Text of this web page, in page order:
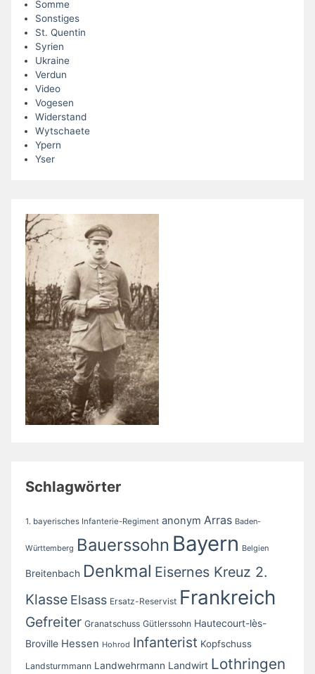
Somme
Sonstiges
St. Quentin
Syrien
Ukraine
Verdun
Video
Vogesen
Widerstand
Wytschaete
Ypern
Yser
Schlagwörter
1. bayerisches Infanterie-Regiment anonym Arras Baden-
Württemberg Bauerssohn Bayern Belgien
Breitenbach Denkmal Eisernes Kreuz 2.
Klasse Elsass Ersatz-Reservist Frankreich
Gefreiter Granatschuss Gütlerssohn Hautecourt-lès-
Broville Hessen Hohrod Infanterist Kopfschuss
Landsturmmann Landwehrmann Landwirt Lothringen